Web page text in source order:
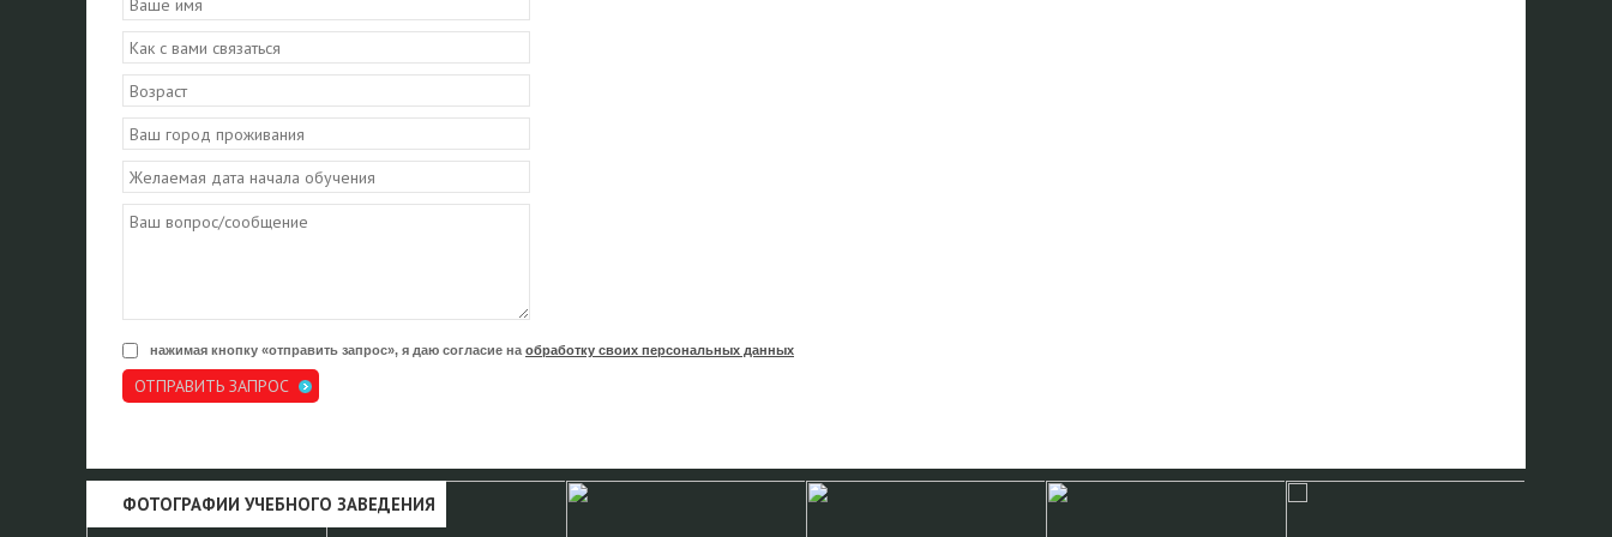
нажимая кнопку «отправить запрос», я даю согласие на обработку своих персональных данных
ОТПРАВИТЬ ЗАПРОС
ФОТОГРАФИИ УЧЕБНОГО ЗАВЕДЕНИЯ